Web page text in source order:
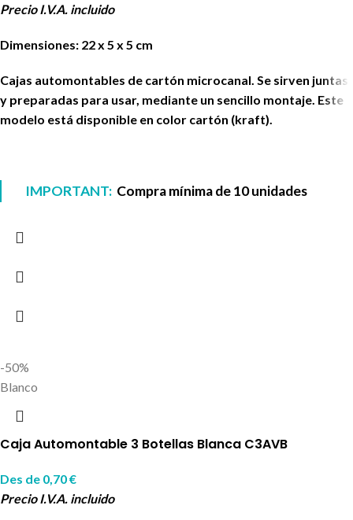
Precio I.V.A. incluido
Dimensiones: 22 x 5 x 5 cm
Cajas automontables de cartón microcanal. Se sirven juntas
y preparadas para usar, mediante un sencillo montaje. Este
modelo está disponible en color cartón (kraft).
IMPORTANT: Compra mínima de 10 unidades
-50%
Blanco
Caja Automontable 3 Botellas Blanca C3AVB
Des de 0,70€
Precio I.V.A. incluido